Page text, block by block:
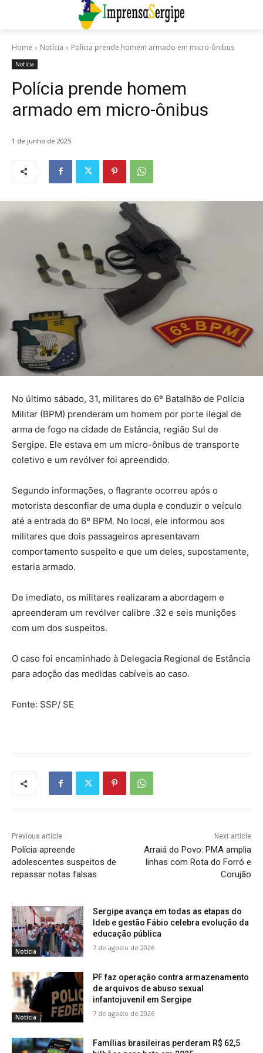
Home Notícia Polícia prende homem armado em micro-ônibus
Notícia
Polícia prende homem
armado em micro-ônibus
1 de junho de 2025
No último sábado, 31, militares do 6º Batalhão de Polícia
Militar (BPM) prenderam um homem por porte ilegal de
arma de fogo na cidade de Estância, região Sul de
Sergipe. Ele estava em um micro-ônibus de transporte
coletivo e um revólver foi apreendido.
Segundo informações, o flagrante ocorreu após o
motorista desconfiar de uma dupla e conduzir o veículo
até a entrada do 6º BPM. No local, ele informou aos
militares que dois passageiros apresentavam
comportamento suspeito e que um deles, supostamente,
estaria armado.
De imediato, os militares realizaram a abordagem e
apreenderam um revólver calibre .32 e seis munições
com um dos suspeitos.
O caso foi encaminhado à Delegacia Regional de Estância
para adoção das medidas cabíveis ao caso.
Fonte: SSP/ SE
Previous article
Polícia apreende
adolescentes suspeitos de
repassar notas falsas
Next article
Arraiá do Povo: PMA amplia
linhas com Rota do Forró e
Corujão
Notícia
Sergipe avança em todas as etapas do
Ideb e gestão Fábio celebra evolução da
educação pública
7 de agosto de 2026
Notícia
PF faz operação contra armazenamento
de arquivos de abuso sexual
infantojuvenil em Sergipe
7 de agosto de 2026
Famílias brasileiras perderam R$ 62,5